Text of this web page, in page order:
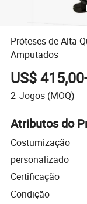
Próteses de Alta
Amputados
US$
2 Jogos (MOQ)
Atributos do
Costumização
personalizado
Certificação
Condição